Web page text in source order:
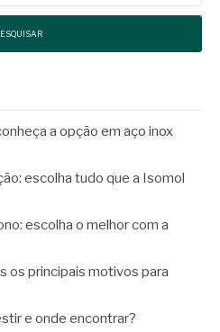
a opção em aço inox
escolha tudo que a Isomol
escolha o melhor com a
os principais motivos para
e onde encontrar?